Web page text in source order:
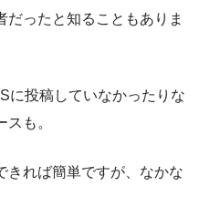
だったと知ることもありま
に投稿していなかったりな
も。
きれば簡単ですが、なかな